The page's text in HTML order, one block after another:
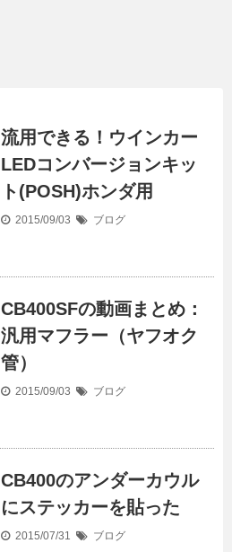
流用できる！ウインカー
LEDコンバージョンキッ
ト(POSH)ホンダ用
2015/09/03 ブログ
CB400SFの動画まとめ：
汎用マフラー（ヤフオク
管）
2015/09/03 ブログ
CB400のアンダーカウル
にステッカーを貼った
2015/07/31 ブログ